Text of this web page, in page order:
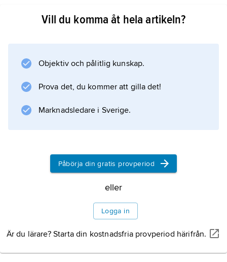
Vill du komma åt hela artikeln?
Objektiv och pålitlig kunskap.
Prova det, du kommer att gilla det!
Marknadsledare i Sverige.
Påbörja din gratis provperiod
eller
Logga in
Är du lärare? Starta din kostnadsfria provperiod härifrån.